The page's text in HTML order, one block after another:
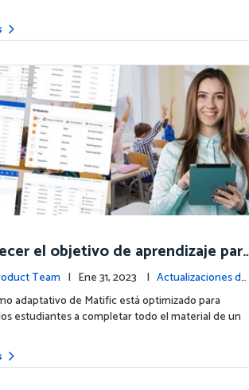
el objetivo de aprendizaje par
Team | Ene 31, 2023 | Actualizaciones de
adaptativo de Matific está optimizado para
estudiantes a completar todo el material de un